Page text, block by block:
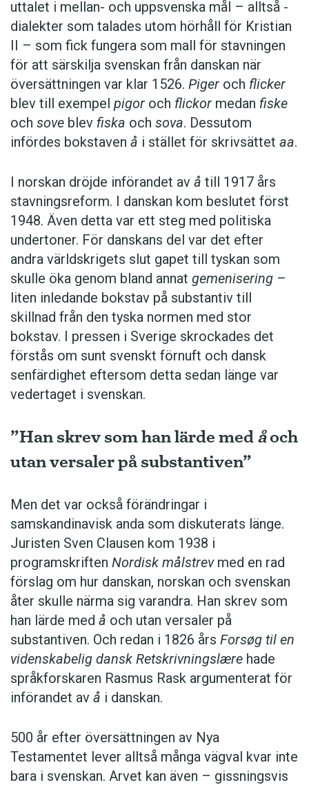
uttalet i mellan- och uppsvenska mål – alltså ­
dialekter som talades utom hörhåll för Kristian
II – som fick fungera som mall för stavningen
för att särskilja svenskan från danskan när
översättningen var klar 1526. Piger och flicker
blev till exempel pigor och flickor medan fiske
och sove blev fiska och sova. Dessutom
infördes bokstaven å i stället för skrivsättet aa.
I norskan dröjde införandet av å till 1917 års
stavningsreform. I danskan kom beslutet först
1948. Även detta var ett steg med politiska
undertoner. För ­danskans del var det efter
andra världskrigets slut gapet till tyskan som
skulle öka genom bland annat gemenisering –
liten inledande bokstav på substantiv till
skillnad från den tyska normen med stor
bokstav. I pressen i Sverige skrockades det
förstås om sunt svenskt förnuft och dansk
senfärdighet eftersom detta sedan länge var
vedertaget i svenskan.
”Han skrev som han lärde medåoch
utan versaler på substantiven”
Men det var också förändringar i
samskandinavisk anda som diskuterats länge.
Juristen Sven Clausen kom 1938 i
programskriften Nordisk målstrevmed en rad
förslag om hur danskan, norskan och svenskan
åter skulle närma sig varandra. Han skrev som
han lärde med å och utan versaler på
substantiven. Och redan i 1826 års Forsøg til en
videnskabelig dansk Retskrivningslære hade
språkforskaren Rasmus Rask argumenterat för
införandet av å i danskan.
500 år efter översättningen av Nya
Testamentet lever alltså många vägval kvar inte
bara i svenskan. Arvet kan även – gissningsvis